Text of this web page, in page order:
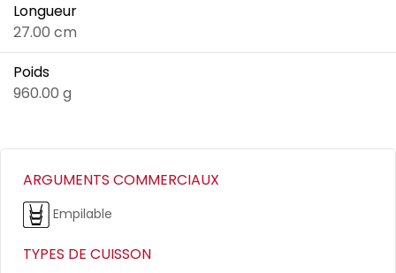
Longueur
27.00 cm
Poids
960.00 g
ARGUMENTS COMMERCIAUX
Empilable
TYPES DE CUISSON